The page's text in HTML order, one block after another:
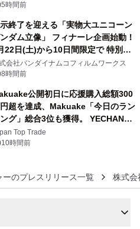
5時間前
終了を迎える「実物大ユニコーン
ダム立像」 フィナーレ企画始動！
22日(土)から10日間限定で 特別映
UNICORN GUNDAM Statue ―
POSSIBILITY ―』を上映！
会社バンダイナムコフィルムワークス
8時間前
公開初日に応援購入総額300
超を達成、Makuake「今日のラン
グ」総合3位も獲得。 YECHAN音
ンギングボウル第2弾の大型サイ
XL・2XL・3XL）を先行販売中
Top Trade
10時間前
ーのプレスリリース一覧 株式会